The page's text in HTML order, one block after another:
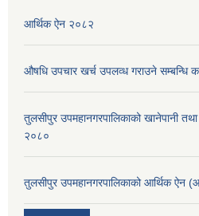
आर्थिक ऐन २०८२
औषधि उपचार खर्च उपलव्ध गराउने सम्बन्धि
तुलसीपुर उपमहानगरपालिकाको खानेपानी
२०८०
तुलसीपुर उपमहानगरपालिकाको आर्थिक